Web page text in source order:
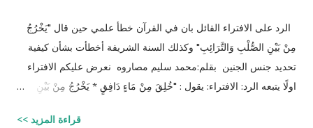
الرد على الافتراء القائل بان في القرآن خطأ علمي حين قال "يَخْرُجُ
مِنْ بَيْنِ الصُّلْبِ وَالتَّرَائِبِ" وكذلك السنة الشريفة أخطأت بشأن كيفية
تحديد جنس الجنين بقلم:محمد سليم مصاروه نعرض عليكم الافتراء
اولًا يتبعه الرد: الافتراء: يقول : "خُلِقَ مِنْ مَاءٍ دَافِقٍ * يَخْرُجُ مِنْ بَيْنِ
قراءة المزيد >>